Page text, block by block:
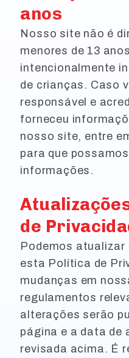
anos
Nosso site não é
menores de 13
intencionalmente
de crianças. Caso
responsável e
forneceu
nosso site, entre
para que
informações.
de
Podemos
esta Política de
mudanças em
regulamentos
alterações serão
página e a data de
revisada acima. É